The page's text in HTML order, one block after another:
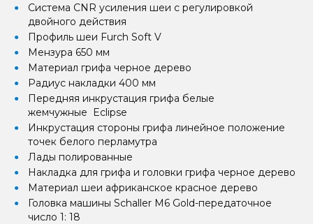
Система CNR усиления шеи с регулировкой
двойного действия
Профиль шеи Furch Soft V
Мензура 650 мм
Материал грифа черное дерево
Радиус накладки 400 мм
Передняя инкрустация грифа белые
жемчужные Eclipse
Инкрустация стороны грифа линейное положение
точек белого перламутра
Лады полированные
Накладка для грифа и головки грифа черное дерево
Материал шеи африканское красное дерево
Головка машины Schaller M6 Gold-передаточное
число 1: 18